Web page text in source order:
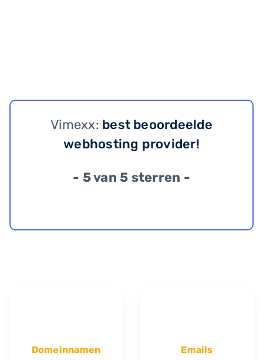
Vimexx: best beoordeelde
webhosting provider!
- 5 van 5 sterren -
Domeinnamen Emails